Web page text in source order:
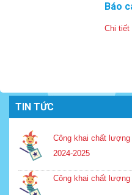
Báo
Chi tiết
TIN TỨC
Công khai chất
2024-2025
Công khai chất lượng